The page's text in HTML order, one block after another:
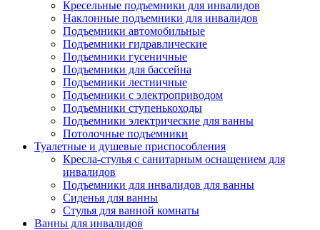
Кресельные подъемники для инвалидов
Наклонные подъемники для инвалидов
Подъемники автомобильные
Подъемники гидравлические
Подъемники гусеничные
Подъемники для бассейна
Подъемники лестничные
Подъемники с электроприводом
Подъемники ступенькоходы
Подъемники электрические для ванны
Потолочные подъемники
Туалетные и душевые приспособления
Кресла-стулья с санитарным оснащением для
инвалидов
Подъемники для инвалидов для ванны
Сиденья для ванны
Стулья для ванной комнаты
Ванны для инвалидов